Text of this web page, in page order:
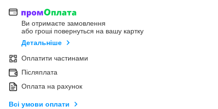
Ви отримаєте замовлення
або гроші повернуться на вашу картку
Детальніше
Оплатити частинами
Післяплата
Оплата на рахунок
Всі умови оплати